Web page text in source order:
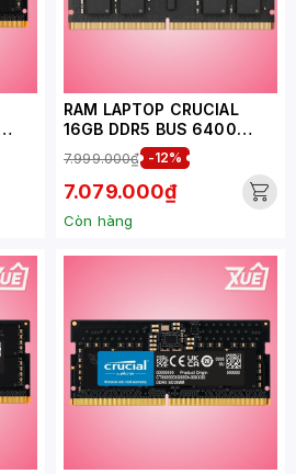
RAM LAPTOP CRUCIAL
16GB DDR5 BUS 6400
(CT16G64C52CS5)
7.999.000₫ -12%
7.079.000₫
Còn hàng